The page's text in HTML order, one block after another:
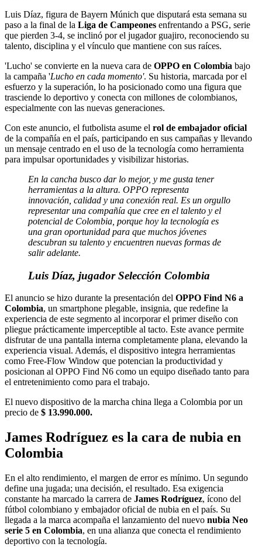
Luis Díaz, figura de Bayern Múnich que disputará esta semana su
paso a la final de la Liga de Campeones enfrentando a PSG, serie
que pierden 3-4, se inclinó por el jugador guajiro, reconociendo su
talento, disciplina y el vínculo que mantiene con sus raíces.
'Lucho' se convierte en la nueva cara de OPPO en Colombia bajo
la campaña 'Lucho en cada momento'. Su historia, marcada por el
esfuerzo y la superación, lo ha posicionado como una figura que
trasciende lo deportivo y conecta con millones de colombianos,
especialmente con las nuevas generaciones.
Con este anuncio, el futbolista asume el rol de embajador oficial
de la compañía en el país, participando en sus campañas y llevando
un mensaje centrado en el uso de la tecnología como herramienta
para impulsar oportunidades y visibilizar historias.
En la cancha busco dar lo mejor, y me gusta tener
herramientas a la altura. OPPO representa
innovación, calidad y una conexión real. Es un orgullo
representar una compañía que cree en el talento y el
potencial de Colombia, porque hoy la tecnología es
una gran oportunidad para que muchos jóvenes
descubran su talento y encuentren nuevas formas de
salir adelante.
Luis Díaz, jugador Selección Colombia
El anuncio se hizo durante la presentación del OPPO Find N6 a
Colombia, un smartphone plegable, insignia, que redefine la
experiencia de este segmento al incorporar el primer diseño con
pliegue prácticamente imperceptible al tacto. Este avance permite
disfrutar de una pantalla interna completamente plana, elevando la
experiencia visual. Además, el dispositivo integra herramientas
como Free-Flow Window que potencian la productividad y
posicionan al OPPO Find N6 como un equipo diseñado tanto para
el entretenimiento como para el trabajo.
El nuevo dispositivo de la marcha china llega a Colombia por un
precio de $ 13.990.000.
James Rodríguez es la cara de nubia en
Colombia
En el alto rendimiento, el margen de error es mínimo. Un segundo
define una jugada; una decisión, el resultado. Esa exigencia
constante ha marcado la carrera de James Rodríguez, ícono del
fútbol colombiano y embajador oficial de nubia en el país. Su
llegada a la marca acompaña el lanzamiento del nuevo nubia Neo
serie 5 en Colombia, en una alianza que conecta el rendimiento
deportivo con la tecnología.